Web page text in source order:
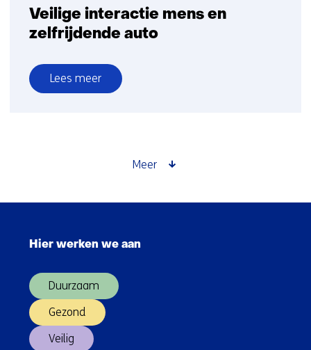
Veilige interactie mens en
zelfrijdende auto
Lees meer
over
Meer
Hier werken we aan
Duurzaam
Gezond
Veilig